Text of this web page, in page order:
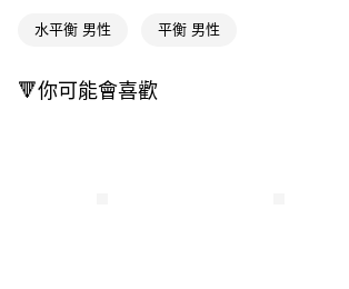
Google Pay
相關說明
水平衡 男性 平衡 男性
🔻你可能會喜歡